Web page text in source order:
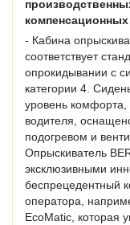
- Кабина
соответствует
опрокидывании с
категории 4.
уровень комфорта,
водителя,
подогревом и
Опрыскиватель
эксклюзивными
беспрецедентный
оператора,
EcoMatic, которая